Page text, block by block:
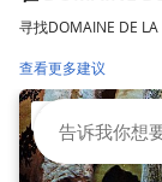
寻找DOMAINE DE LA
查看更多建议
告诉我你想